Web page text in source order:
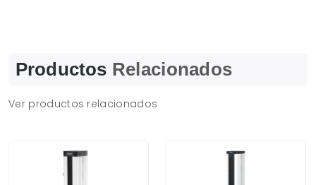
Productos Relacionados
Ver productos relacionados